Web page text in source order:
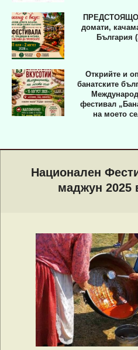
ПРЕДСТОЯЩО
домати,
България
Открийте и
банатските
фестивал
на моето
NavigationНационален
маджун 2025